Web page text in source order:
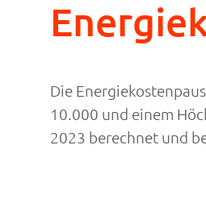
Die
10.000 und einem
2023 berechnet und